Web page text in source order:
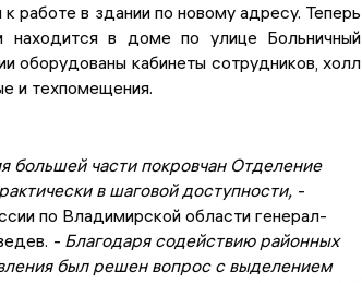
работе в здании по новому адресу. Теперь
находится в доме по улице Больничный
оборудованы кабинеты сотрудников, холл
и техпомещения.
большей части покровчан Отделение
в шаговой доступности, -
по Владимирской области генерал-
- Благодаря содействию районных
был решен вопрос с выделением